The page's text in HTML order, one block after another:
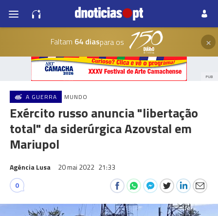
Faltam 64 diaspara os ×
PUB
A GUERRA MUNDO
Exército russo anuncia "libertação
total" da siderúrgica Azovstal em
Mariupol
Agência Lusa 20 mai 2022 21:33
0